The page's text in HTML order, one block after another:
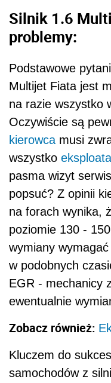
Silnik 1.6
problemy:
Podstawowe
Multijet Fiata jest
na razie wszystko
Oczywiście są
kierowca musi
wszystko
pasma wizyt
popsuć? Z opinii
na forach wynika,
poziomie 130 -
wymiany
w podobnych
EGR - mechanicy
ewentualnie
Zobacz również:
Kluczem do
samochodów z